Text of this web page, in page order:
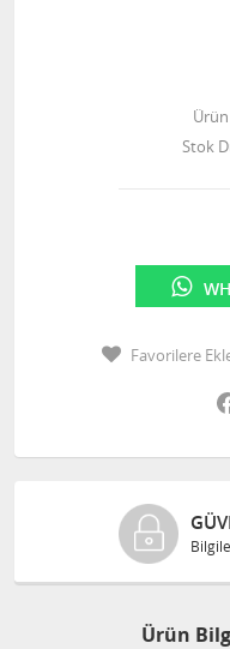
Stok
Favorilere
Ürün